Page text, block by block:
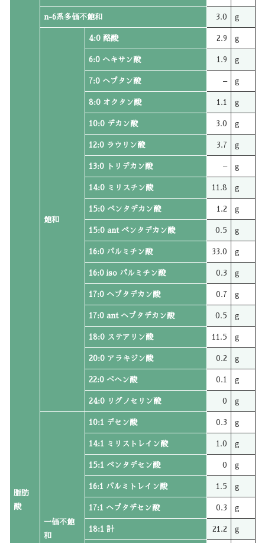
脂肪
酸
n-6系多価不飽和 3.0 g
飽和
4:0 酪酸 2.9 g
6:0 ヘキサン酸 1.9 g
7:0 ヘプタン酸 – g
8:0 オクタン酸 1.1 g
10:0 デカン酸 3.0 g
12:0 ラウリン酸 3.7 g
13:0 トリデカン酸 – g
14:0 ミリスチン酸 11.8 g
15:0 ペンタデカン酸 1.2 g
15:0 ant ペンタデカン酸 0.5 g
16:0 パルミチン酸 33.0 g
16:0 iso パルミチン酸 0.3 g
17:0 ヘプタデカン酸 0.7 g
17:0 ant ヘプタデカン酸 0.5 g
18:0 ステアリン酸 11.5 g
20:0 アラキジン酸 0.2 g
22:0 ベヘン酸 0.1 g
24:0 リグノセリン酸 0 g
一価不飽
和
10:1 デセン酸 0.3 g
14:1 ミリストレイン酸 1.0 g
15:1 ペンタデセン酸 0 g
16:1 パルミトレイン酸 1.5 g
17:1 ヘプタデセン酸 0.3 g
18:1 計 21.2 g